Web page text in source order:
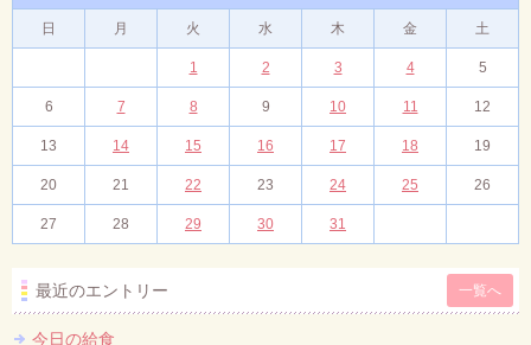
日 月 火 水 木 金 土
1 2 3 4 5
6 7 8 9 10 11 12
13 14 15 16 17 18 19
20 21 22 23 24 25 26
27 28 29 30 31
最近のエントリー 一覧へ
今日の給食